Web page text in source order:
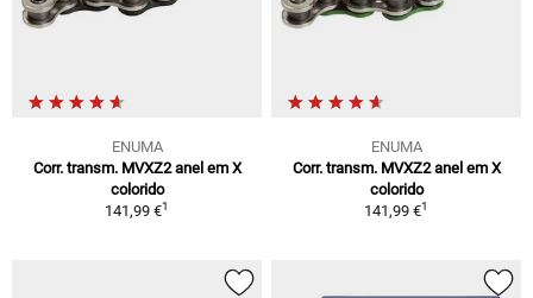
ENUMA
Corr. transm. MVXZ2 anel em X
colorido
141,99 €1
ENUMA
Corr. transm. MVXZ2 anel em X
colorido
141,99 €1